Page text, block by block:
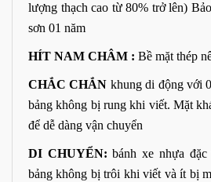
lượng thạch cao từ 80% trở lên)
sơn 01 năm
HÍT NAM CHÂM : Bề mặt thép
CHẮC CHẮN khung di động với
bảng không bị rung khi viết. Mặt
để dễ dàng vận chuyển
DI CHUYỂN: bánh xe nhựa
bảng không bị trôi khi viết và ít bị